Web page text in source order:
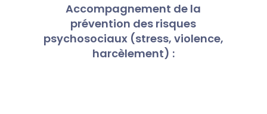
Accompagnement de la
prévention des risques
psychosociaux (stress, violence,
harcèlement) :